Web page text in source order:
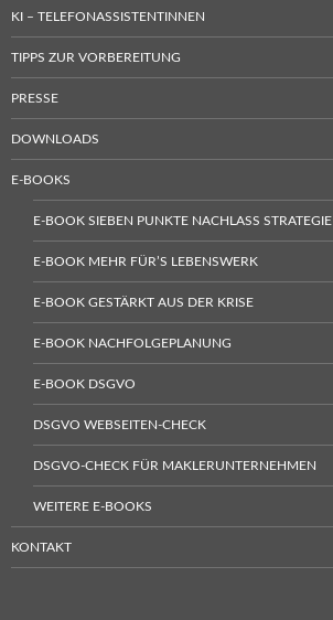
KI – TELEFONASSISTENTINNEN
TIPPS ZUR VORBEREITUNG
PRESSE
DOWNLOADS
E-BOOKS
E-BOOK SIEBEN PUNKTE NACHLASS STRATEGIE
E-BOOK MEHR FÜR’S LEBENSWERK
E-BOOK GESTÄRKT AUS DER KRISE
E-BOOK NACHFOLGEPLANUNG
E-BOOK DSGVO
DSGVO WEBSEITEN-CHECK
DSGVO-CHECK FÜR MAKLERUNTERNEHMEN
WEITERE E-BOOKS
KONTAKT